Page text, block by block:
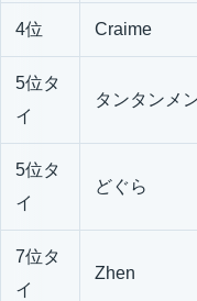
4位 Craime
5位タ
イ
タンタンメ
5位タ
イ
どぐら
7位タ
イ
Zhen